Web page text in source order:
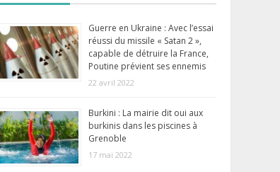
Guerre en Ukraine : Avec l’essai
réussi du missile « Satan 2 »,
capable de détruire la France,
Poutine prévient ses ennemis
22 avril 2022
Burkini : La mairie dit oui aux
burkinis dans les piscines à
Grenoble
17 mai 2022